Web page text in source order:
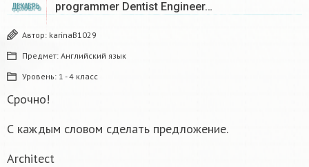
ДЕКАБРЬ
programmer Dentist Engineer…
Автор: karinaB1029
Предмет: Английский язык
Уровень: 1 - 4 класс
Срочно!
С каждым словом сделать предложение.
Architect